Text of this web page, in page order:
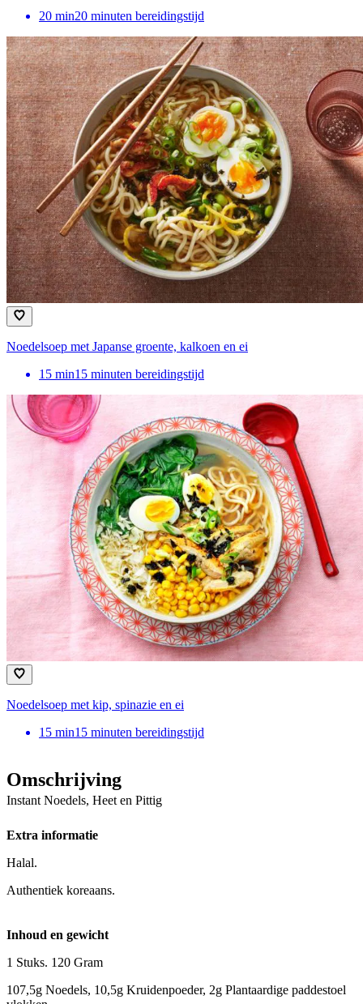
20 min20 minuten bereidingstijd
Noedelsoep met Japanse groente, kalkoen en ei
15 min15 minuten bereidingstijd
Noedelsoep met kip, spinazie en ei
15 min15 minuten bereidingstijd
Omschrijving
Instant Noedels, Heet en Pittig
Extra informatie
Halal.
Authentiek koreaans.
Inhoud en gewicht
1 Stuks. 120 Gram
107,5g Noedels, 10,5g Kruidenpoeder, 2g Plantaardige paddestoel